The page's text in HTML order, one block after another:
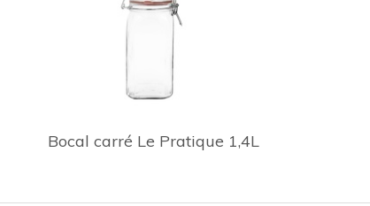
Bocal carré Le Pratique 1,4L